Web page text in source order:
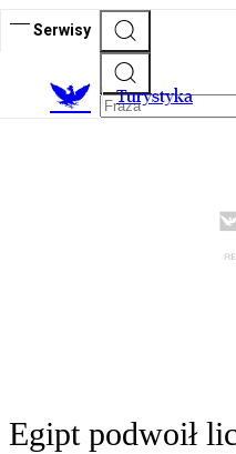
Serwisy
Turystyka
Egipt podwoił